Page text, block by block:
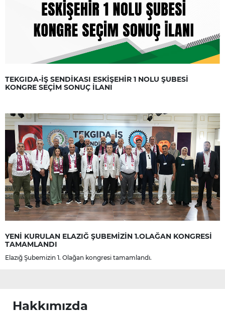
TEKGIDA-İŞ SENDİKASI ESKİŞEHİR 1 NOLU ŞUBESİ
KONGRE SEÇİM SONUÇ İLANI
YENİ KURULAN ELAZIĞ ŞUBEMİZİN 1.OLAĞAN KONGRESİ
TAMAMLANDI
Elazığ Şubemizin 1. Olağan kongresi tamamlandı.
Hakkımızda